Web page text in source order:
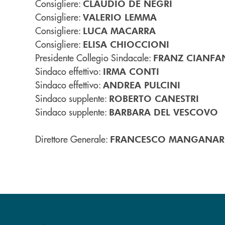
Consigliere: CLAUDIO DE NEGRI
Consigliere: VALERIO LEMMA
Consigliere: LUCA MACARRA
Consigliere: ELISA CHIOCCIONI
Presidente Collegio Sindacale: FRANZ
Sindaco effettivo: IRMA CONTI
Sindaco effettivo: ANDREA PULCINI
Sindaco supplente: ROBERTO CANESTRI
Sindaco supplente: BARBARA DEL VESCOVO
Direttore Generale: FRANCESCO